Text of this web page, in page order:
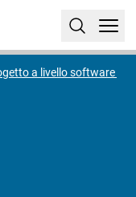
a livello software